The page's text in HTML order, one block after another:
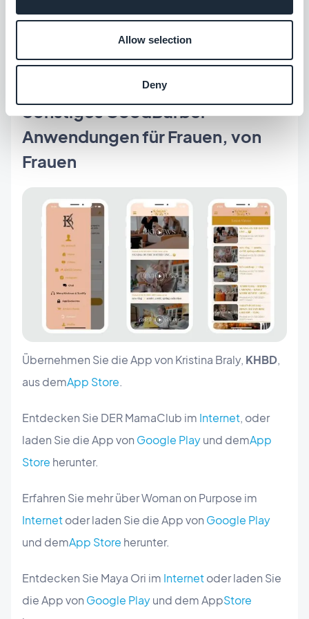
Allow selection
Deny
&nbsp
Sonstiges GoodBarber
Anwendungen für Frauen, von
Frauen
Übernehmen Sie die App von Kristina Braly, KHBD,
aus demApp Store.
Entdecken Sie DER MamaClub im Internet, oder
laden Sie die App von Google Playund demApp
Store herunter.
Erfahren Sie mehr über Woman on Purpose im
Internetoder laden Sie die App von Google Play
und demApp Store herunter.
Entdecken Sie Maya Ori im Internetoder laden Sie
die App von Google Playund dem AppStore